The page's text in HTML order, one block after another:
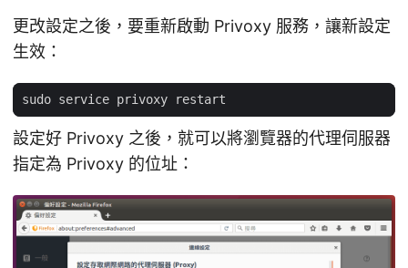
更改設定之後，要重新啟動 Privoxy 服務，讓新設定
生效：
設定好 Privoxy 之後，就可以將瀏覽器的代理伺服器
指定為 Privoxy 的位址：